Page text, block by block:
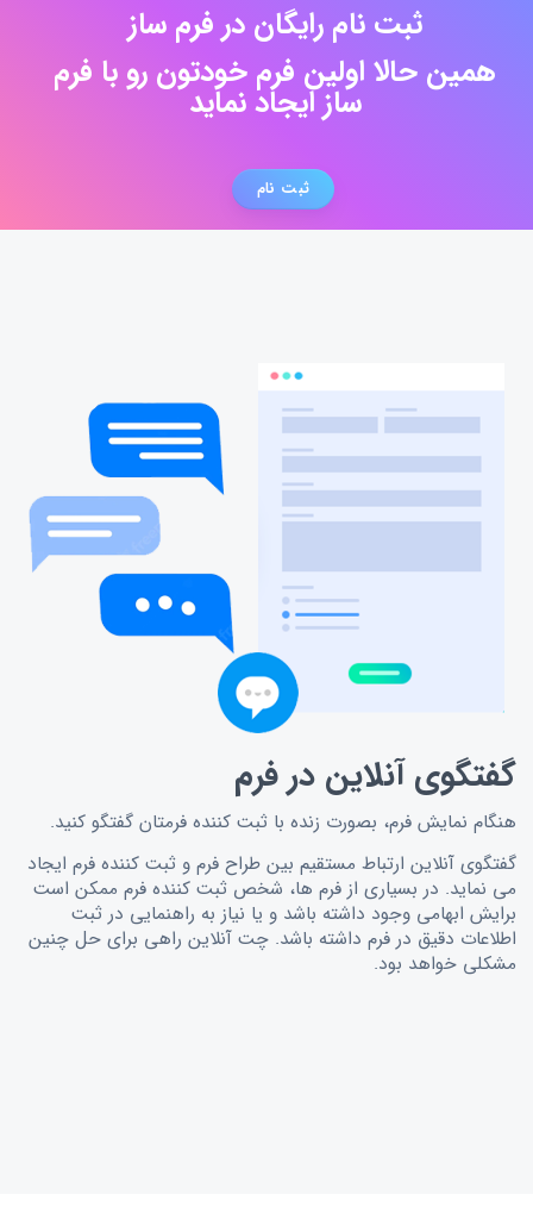
ثبت نام رایگان در فرم ساز
همین حالا اولین فرم خودتون رو با فرم
ساز ایجاد نماید
ثبت نام
گفتگوی آنلاین در فرم
هنگام نمایش فرم، بصورت زنده با ثبت کننده فرمتان گفتگو کنید.
گفتگوی آنلاین ارتباط مستقیم بین طراح فرم و ثبت کننده فرم ایجاد
می نماید. در بسیاری از فرم ها، شخص ثبت کننده فرم ممکن است
برایش ابهامی وجود داشته باشد و یا نیاز به راهنمایی در ثبت
اطلاعات دقیق در فرم داشته باشد. چت آنلاین راهی برای حل چنین
مشکلی خواهد بود.